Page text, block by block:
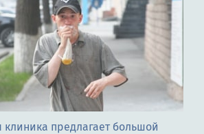
клиника предлагает большой